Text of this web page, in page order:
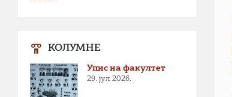
КОЛУМНЕ
Упис на факултет
29. јул 2026.